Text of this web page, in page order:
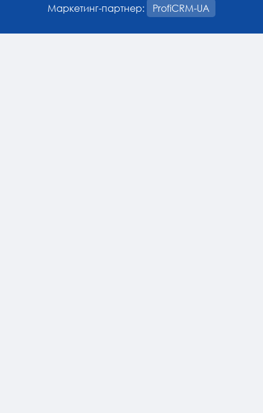
Маркетинг-партнер:
ProfiCRM-UA